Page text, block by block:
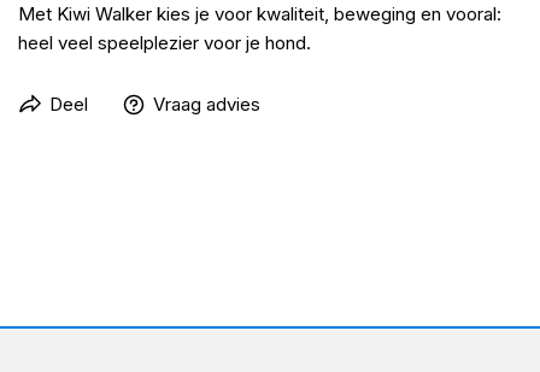
Met Kiwi Walker kies je voor kwaliteit, beweging en vooral:
heel veel speelplezier voor je hond.
Deel Vraag advies